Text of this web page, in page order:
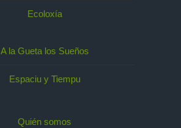
Ecoloxía
A la Gueta los Sueños
Espaciu y Tiempu
Quién somos